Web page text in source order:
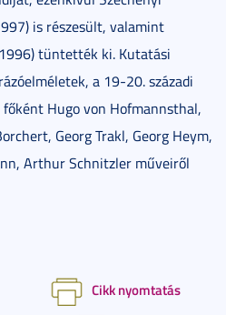
is részesült, valamint
tüntették ki. Kutatási
a 19-20. századi
Hugo von Hofmannsthal,
Georg Trakl, Georg Heym,
Arthur Schnitzler műveiről
Cikk nyomtatás